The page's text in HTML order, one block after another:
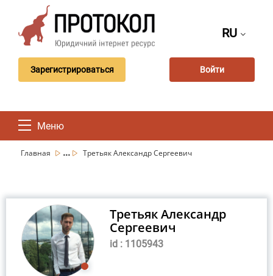
RU
Зарегистрироваться Войти
Меню
Главная ... Третьяк Александр Сергеевич
Третьяк Александр
Сергеевич
id : 1105943